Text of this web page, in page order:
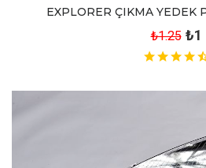
EXPLORER ÇIKMA YEDEK
₺1.25 ₺1